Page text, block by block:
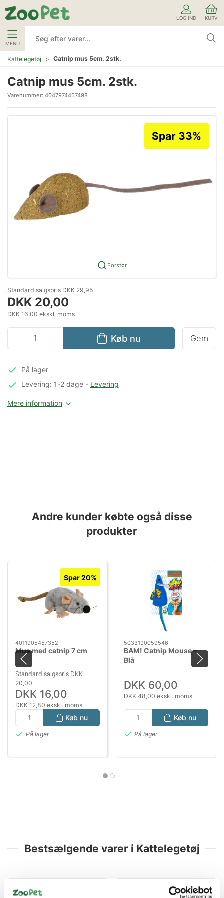
LOG IND KURV
MENU
Kattelegetøj Catnip mus 5cm. 2stk.
Catnip mus 5cm. 2stk.
Varenummer: 4047974457498
Forstør
Spar 33%
Standard salgspris DKK 29,95
DKK 20,00
DKK 16,00 ekskl. moms
Køb nu Gem
På lager
Levering: 1-2 dage- Levering
Mere information
Andre kunder købte også disse
produkter
Spar 20%
4011905457352
Mus med catnip 7 cm
Standard salgspris DKK
20,00
DKK 16,00
DKK 12,80 ekskl. moms
Køb nu
På lager
5033190059546
BAM! Catnip Mouse –
Blå
DKK 60,00
DKK 48,00 ekskl. moms
Køb nu
På lager
Bestsælgende varer i Kattelegetøj
Spar 58%